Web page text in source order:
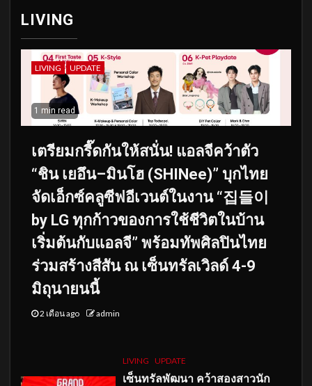
LIVING
LIVING UPDATE
1 min read
เตรียมกรี๊ดกันให้สนั่น! แอลจีคว้าตัว
“ชิน เยอึน–มินโฮ (SHINee)” บุกไทย
จัดเอ็กซ์คลูซีฟอีเวนต์ในงาน “집들이
by LG ทุกก้าวของการใช้ชีวิตในบ้าน
เริ่มต้นกับแอลจี” พร้อมทัพศิลปินไทย
ร่วมสร้างสีสัน ณ เซ็นทรัลเวิลด์ 4-9
มิถุนายนนี้
2 เดือน ago admin
LIVING UPDATE
เซ็นทรัลพัฒนา คว้าสองสาวนัก